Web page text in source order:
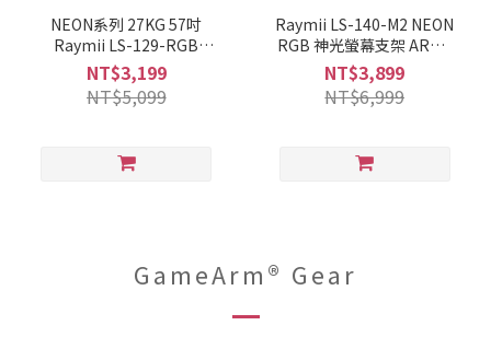
NEON系列 27KG 57吋
Raymii LS-129-RGB
RGB發光高承重電競氣壓
式螢幕支架 神光同步
NT$3,199
NT$5,099
Raymii LS-140-M2 NEON
RGB 神光螢幕支架 ARGB
神光同步
NT$3,899
NT$6,999
GameArm® Gear